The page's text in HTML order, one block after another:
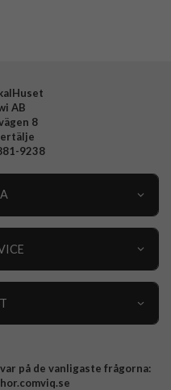
AB
8
9238
på de vanligaste frågorna: